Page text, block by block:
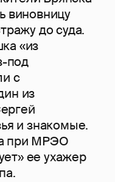
виновницу
до суда.
«из
под
с
из
и знакомые.
при МРЭО
ее ухажер